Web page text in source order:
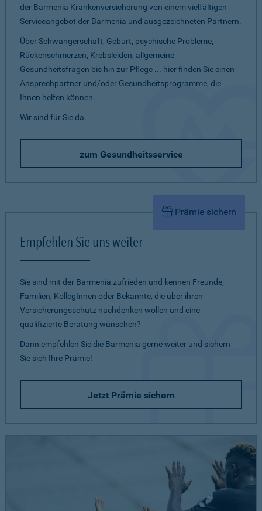
der Barmenia Krankenversicherung von einem vielfältigen
Serviceangebot der Barmenia und ausgezeichneten Partnern.
Über Schwangerschaft, Geburt, psychische Probleme,
Rückenschmerzen, Krebsleiden, allgemeine
Gesundheitsfragen bis hin zur Pflege ... hier finden Sie einen
Ansprechpartner und/oder Gesundheitsprogramme, die
Ihnen helfen können.
Wir sind für Sie da.
zum Gesundheitsservice
Prämie sichern
Empfehlen Sie uns weiter
Sie sind mit der Barmenia zufrieden und kennen Freunde,
Familien, KollegInnen oder Bekannte, die über ihren
Versicherungsschutz nachdenken wollen und eine
qualifizierte Beratung wünschen?
Dann empfehlen Sie die Barmenia gerne weiter und sichern
Sie sich Ihre Prämie!
Jetzt Prämie sichern